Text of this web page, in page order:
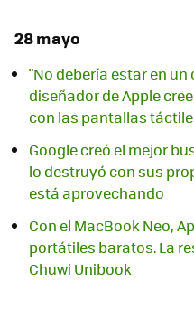
28 mayo
"No debería estar en un
diseñador de Apple
con las pantallas
Google creó el mejor
lo destruyó con sus
está aprovechando
Con el MacBook Neo,
portátiles baratos. La
Chuwi Unibook